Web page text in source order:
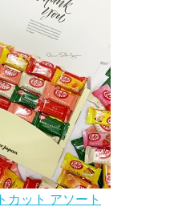
カット アソート